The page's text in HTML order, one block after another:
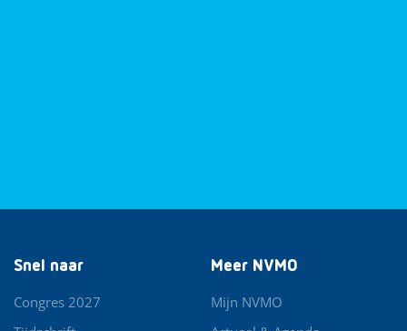
Snel naar
Congres 2027
Meer NVMO
Mijn NVMO